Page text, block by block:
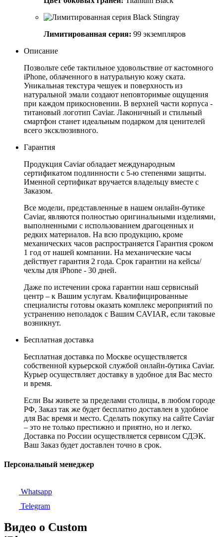
Лимитированная серия: 99 экземпляров
Описание
Позвольте себе тактильное удовольствие от кастомного
iPhone, облаченного в натуральную кожу ската.
Уникальная текстура чешуек и поверхность из
натуральной эмали создают неповторимые ощущения
при каждом прикосновении. В верхней части корпуса -
титановый логотип Caviar. Лаконичный и стильный
смартфон станет идеальным подарком для ценителей
всего эксклюзивного.
Гарантия
Продукция Caviar обладает международным
сертификатом подлинности с 5-ю степенями защиты.
Именной сертификат вручается владельцу вместе с
Заказом.
Все модели, представленные в нашем онлайн-бутике
Caviar, являются полностью оригинальными изделиями,
выполненными с использованием драгоценных и
редких материалов. На всю продукцию, кроме
механических часов распространяется Гарантия сроком
1 год от нашей компании. На механические часы
действует гарантия 2 года. Срок гарантии на кейсы/
чехлы для iPhone - 30 дней.
Даже по истечении срока гарантии наш сервисный
центр – к Вашим услугам. Квалифицированные
специалисты готовы оказать комплекс мероприятий по
устранению неполадок с Вашим CAVIAR, если таковые
возникнут.
Бесплатная доставка
Бесплатная доставка по Москве осуществляется
собственной курьерской службой онлайн-бутика Caviar.
Курьер осуществляет доставку в удобное для Вас место
и время.
Если Вы живете за пределами столицы, в любом городе
РФ, Заказ так же будет бесплатно доставлен в удобное
для Вас время и место. Сделать покупку на сайте Caviar
– это не только престижно и приятно, но и легко.
Доставка по России осуществляется сервисом СДЭК.
Ваш Заказ будет доставлен точно в срок.
Персональный менеджер
Whatsapp
Telegram
Видео о Custom